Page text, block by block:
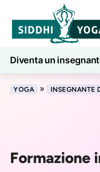
Diventa un
Lezioni di yoga online
YOGA » INSEGNANTE
Formazione